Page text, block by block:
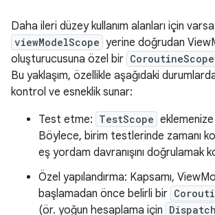
Daha ileri düzey kullanım alanları için
viewModelScope yerine doğrudan
oluşturucusuna özel bir CoroutineScope
Bu yaklaşım, özellikle aşağıdaki
kontrol ve esneklik sunar:
Test etme: TestScope
Böylece, birim testlerinde zamanı
eş yordam davranışını doğrulamak
Özel yapılandırma: Kapsamı,
başlamadan önce belirli bir
(ör. yoğun hesaplama için